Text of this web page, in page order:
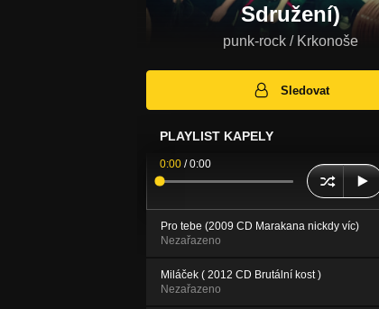
Sdružení)
punk-rock / Krkonoše
Sledovat
PLAYLIST KAPELY
0:00 /0:00
Pro tebe (2009 CD Marakana nickdy víc)
Nezařazeno
Miláček ( 2012 CD Brutální kost )
Nezařazeno